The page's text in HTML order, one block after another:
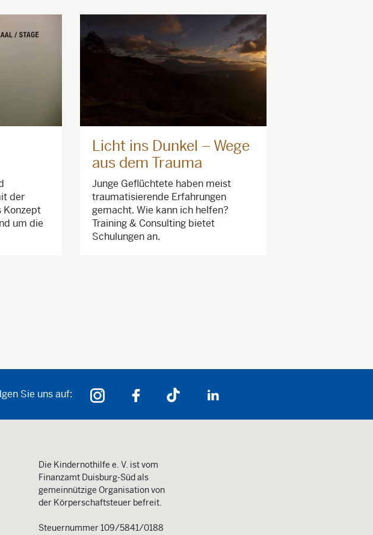
der
Konzept
um die
Licht ins Dunkel – Wege
aus dem Trauma
Junge Geflüchtete haben meist
traumatisierende Erfahrungen
gemacht. Wie kann ich helfen?
Training & Consulting bietet
Schulungen an.
Sie uns auf:
Die Kindernothilfe e. V. ist vom
Finanzamt Duisburg-Süd als
gemeinnützige Organisation von
der Körperschaftsteuer befreit.
Steuernummer 109/5841/0188